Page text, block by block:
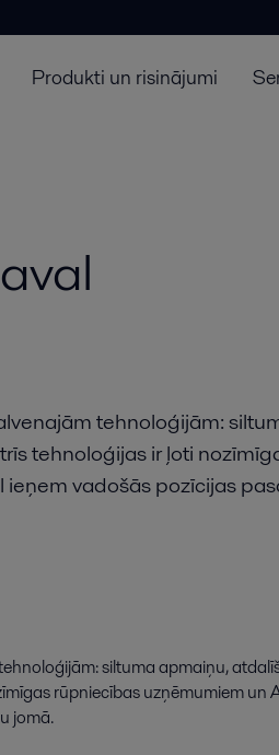
Produkti un risinājumi
tehnoloģijām:
tehnoloģijas ir ļoti
vadošās pozīcijas
siltuma apmaiņu,
rūpniecības uzņēmumiem un
jomā.